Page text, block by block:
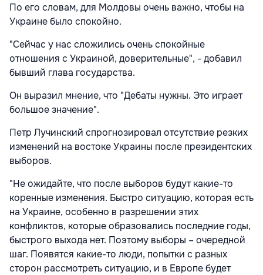
По его словам, для Молдовы очень важно, чтобы на
Украине было спокойно.
"Сейчас у нас сложились очень спокойные
отношения с Украиной, доверительные", - добавил
бывший глава государства.
Он выразил мнение, что "Дебаты нужны. Это играет
большое значение".
Петр Лучинский спрогнозировал отсутствие резких
изменений на востоке Украины после президентских
выборов.
"Не ожидайте, что после выборов будут какие-то
коренные изменения. Быстро ситуацию, которая есть
на Украине, особенно в разрешении этих
конфликтов, которые образовались последние годы,
быстрого выхода нет. Поэтому выборы – очередной
шаг. Появятся какие-то люди, попытки с разных
сторон рассмотреть ситуацию, и в Европе будет